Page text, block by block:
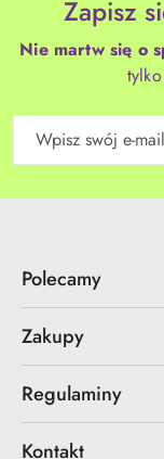
Zapisz
Nie martw się o
Polecamy
Zakupy
Regulaminy
Kontakt